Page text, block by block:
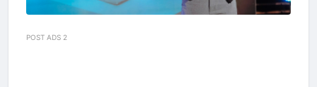
POST ADS 2